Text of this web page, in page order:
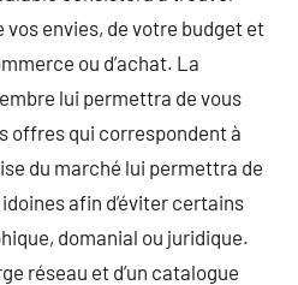
envies, de votre budget et
ou d’achat. La
lui permettra de vous
offres qui correspondent à
du marché lui permettra de
afin d’éviter certains
domanial ou juridique.
réseau et d’un catalogue